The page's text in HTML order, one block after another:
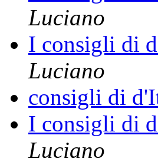
Luciano
I consigli di
Luciano
consigli di
I consigli di
Luciano